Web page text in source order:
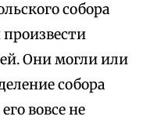
собора
Они могли или
собора
вовсе не